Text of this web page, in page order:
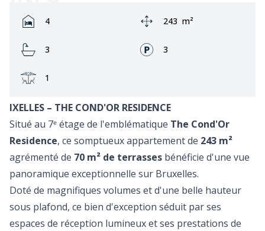
Rooms:
4 Zone:
243 m²
Bathrooms:
3 Façades:
3
Terrasse:
1
IXELLES – THE COND'OR RESIDENCE
Situé au 7ᵉ étage de l'emblématique The Cond'Or
Residence, ce somptueux appartement de 243 m²
agrémenté de 70 m² de terrasses bénéficie d'une vue
panoramique exceptionnelle sur Bruxelles.
Doté de magnifiques volumes et d'une belle hauteur
sous plafond, ce bien d'exception séduit par ses
espaces de réception lumineux et ses prestations de